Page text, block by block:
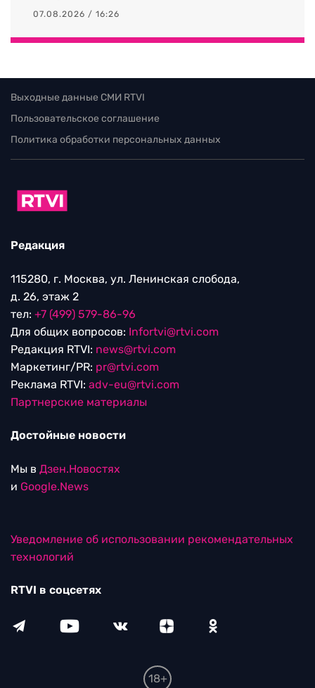
07.08.2026 / 16:26
Выходные данные СМИ RTVI
Пользовательское соглашение
Политика обработки персональных данных
Редакция
115280, г. Москва, ул. Ленинская слобода,
д. 26, этаж 2
тел: +7 (499) 579-86-96
Для общих вопросов: Infortvi@rtvi.com
Редакция RTVI: news@rtvi.com
Маркетинг/PR: pr@rtvi.com
Реклама RTVI: adv-eu@rtvi.com
Партнерские материалы
Достойные новости
Мы в Дзен.Новостях
и Google.News
Уведомление об использовании рекомендательных
технологий
RTVI в соцсетях
18+